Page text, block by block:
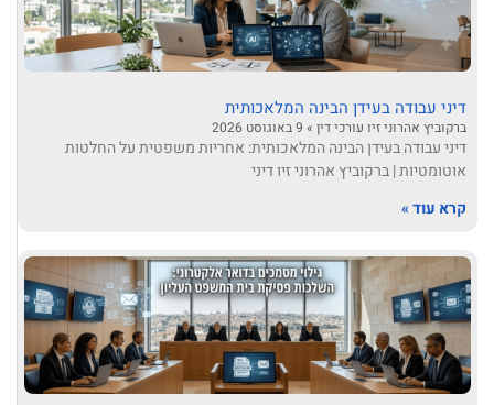
דיני עבודה בעידן הבינה המלאכותית
ברקוביץ אהרוני זיו עורכי דין
דיני עבודה בעידן הבינה המלאכותית: אחריות משפטית על החלטות
אוטומטיות | ברקוביץ אהרוני זיו דיני
קרא עוד »